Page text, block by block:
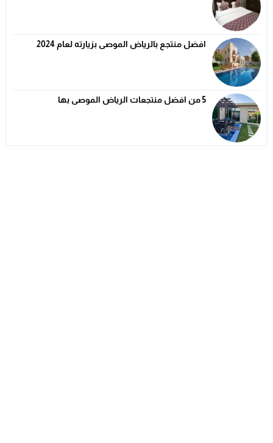
افضل منتجع بالرياض الموصى بزيارته لعام 2024
5 من افضل منتجعات الرياض الموصى بها